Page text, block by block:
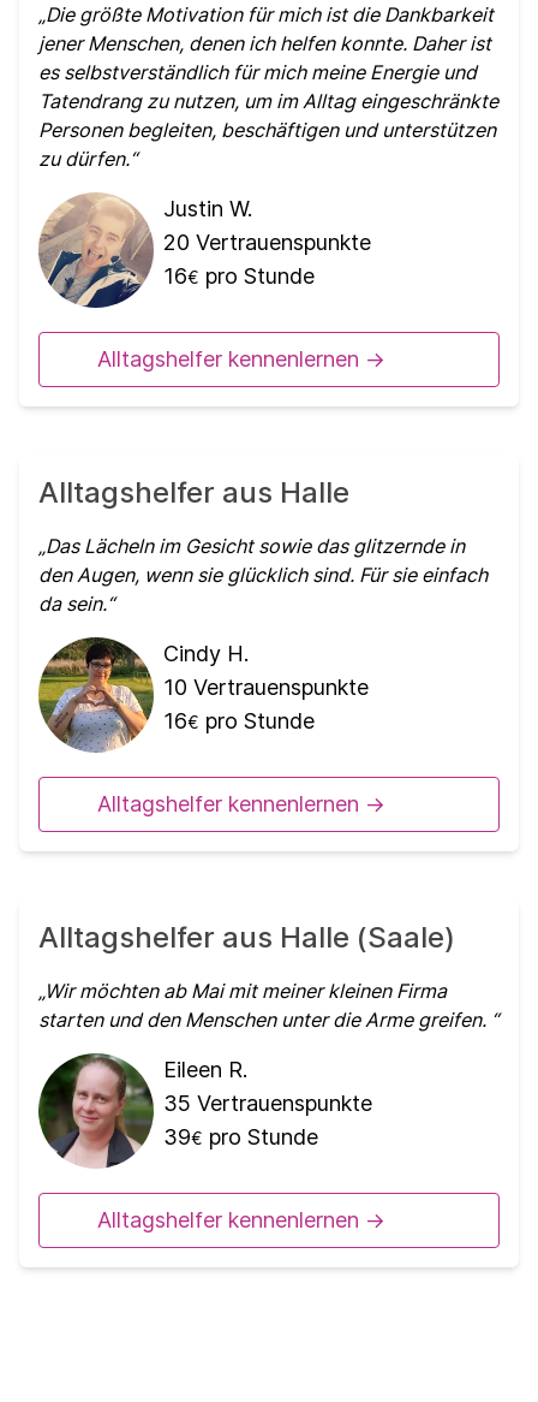
Die größte Motivation für mich ist die Dankbarkeit
jener Menschen, denen ich helfen konnte. Daher ist
es selbstverständlich für mich meine Energie und
Tatendrang zu nutzen, um im Alltag eingeschränkte
Personen begleiten, beschäftigen und unterstützen
zu dürfen.
Justin W.
20 Vertrauenspunkte
16€ pro Stunde
Alltagshelfer kennenlernen ->
Alltagshelfer aus Halle
Das Lächeln im Gesicht sowie das glitzernde in
den Augen, wenn sie glücklich sind. Für sie einfach
da sein.
Cindy H.
10 Vertrauenspunkte
16€ pro Stunde
Alltagshelfer kennenlernen ->
Alltagshelfer aus Halle (Saale)
Wir möchten ab Mai mit meiner kleinen Firma
starten und den Menschen unter die Arme greifen.
Eileen R.
35 Vertrauenspunkte
39€ pro Stunde
Alltagshelfer kennenlernen ->